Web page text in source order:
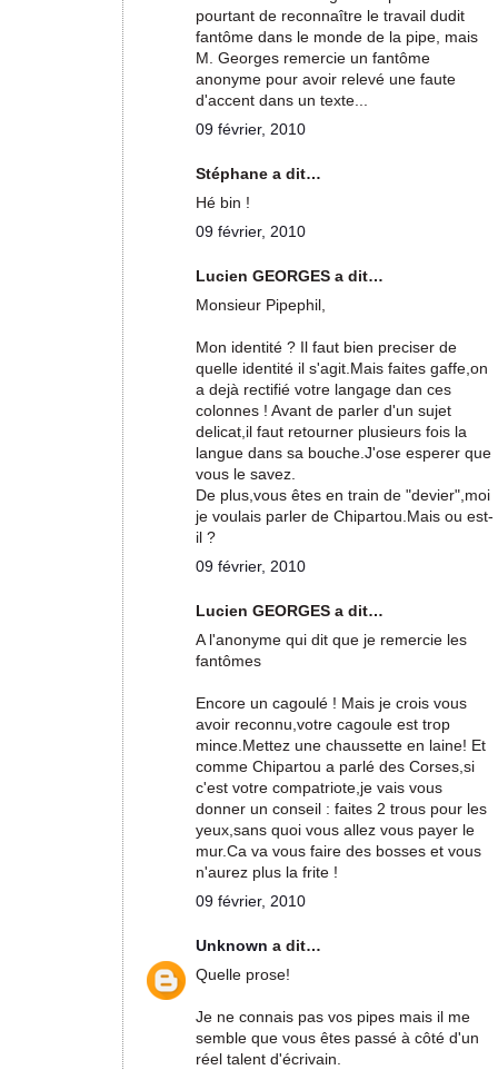
pourtant de reconnaître le travail dudit
fantôme dans le monde de la pipe, mais
M. Georges remercie un fantôme
anonyme pour avoir relevé une faute
d'accent dans un texte...
09 février, 2010
Stéphane a dit…
Hé bin !
09 février, 2010
Lucien GEORGES a dit…
Monsieur Pipephil,
Mon identité ? Il faut bien preciser de
quelle identité il s'agit.Mais faites gaffe,on
a dejà rectifié votre langage dan ces
colonnes ! Avant de parler d'un sujet
delicat,il faut retourner plusieurs fois la
langue dans sa bouche.J'ose esperer que
vous le savez.
De plus,vous êtes en train de "devier",moi
je voulais parler de Chipartou.Mais ou est-
il ?
09 février, 2010
Lucien GEORGES a dit…
A l'anonyme qui dit que je remercie les
fantômes
Encore un cagoulé ! Mais je crois vous
avoir reconnu,votre cagoule est trop
mince.Mettez une chaussette en laine! Et
comme Chipartou a parlé des Corses,si
c'est votre compatriote,je vais vous
donner un conseil : faites 2 trous pour les
yeux,sans quoi vous allez vous payer le
mur.Ca va vous faire des bosses et vous
n'aurez plus la frite !
09 février, 2010
Unknown a dit…
Quelle prose!
Je ne connais pas vos pipes mais il me
semble que vous êtes passé à côté d'un
réel talent d'écrivain.